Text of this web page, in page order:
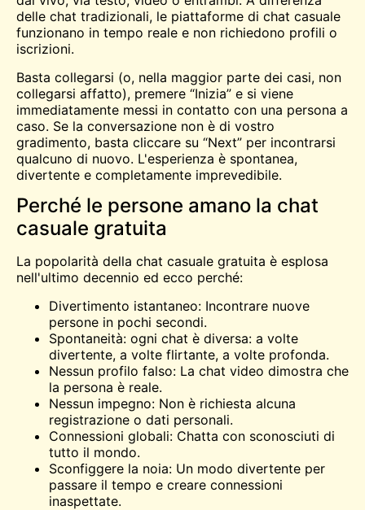
delle chat tradizionali, le piattaforme di chat casuale
funzionano in tempo reale e non richiedono profili o
iscrizioni.
Basta collegarsi (o, nella maggior parte dei casi, non
collegarsi affatto), premere “Inizia” e si viene
immediatamente messi in contatto con una persona a
caso. Se la conversazione non è di vostro
gradimento, basta cliccare su “Next” per incontrarsi
qualcuno di nuovo. L'esperienza è spontanea,
divertente e completamente imprevedibile.
Perché le persone amano la chat
casuale gratuita
La popolarità della chat casuale gratuita è esplosa
nell'ultimo decennio ed ecco perché:
Divertimento istantaneo: Incontrare nuove
persone in pochi secondi.
Spontaneità: ogni chat è diversa: a volte
divertente, a volte flirtante, a volte profonda.
Nessun profilo falso: La chat video dimostra che
la persona è reale.
Nessun impegno: Non è richiesta alcuna
registrazione o dati personali.
Connessioni globali: Chatta con sconosciuti di
tutto il mondo.
Sconfiggere la noia: Un modo divertente per
passare il tempo e creare connessioni
inaspettate.